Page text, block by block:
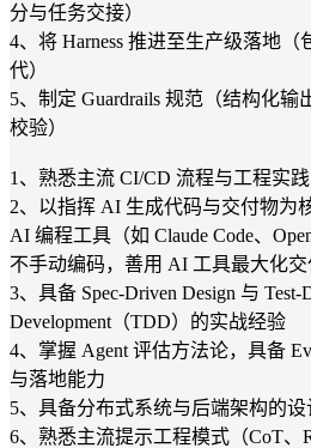
分与任务交接）
4、将 Harness 推进至生产级落地
代）
5、制定 Guardrails 规范（结构化输
校验）
1、熟悉主流 CI/CD 流程与工程实践
2、以指挥 AI 生成代码与交付物为
AI 编程工具（如 Claude Code、
不手动编码，善用 AI 工具最大化
3、具备 Spec-Driven Design 与 Test-
Development（TDD）的实战经验
4、掌握 Agent 评估方法论，具备
与落地能力
5、具备分布式系统与后端架构的
6、熟悉主流提示工程模式（CoT、